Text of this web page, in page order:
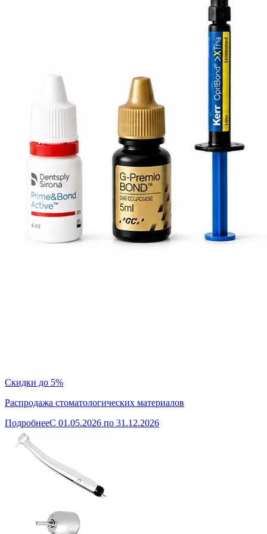
+
В корзину
Скидки до 5%
Распродажа стоматологических материалов
ПодробнееC 01.05.2026 по 31.12.2026